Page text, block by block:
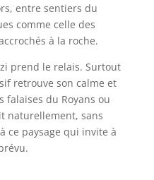
entre sentiers du
comme celle des
à la roche.
prend le relais. Surtout
retrouve son calme et
falaises du Royans ou
naturellement, sans
ce paysage qui invite à